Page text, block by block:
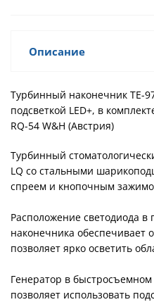
Описание
Турбинный наконечник TE-
подсветкой LED+, в
RQ-54 W&H (Австрия)
Турбинный
LQ со стальными
спреем и кнопочным
Расположение светодиода в
наконечника обеспечивает
позволяет ярко осветить
Генератор в
позволяет использовать